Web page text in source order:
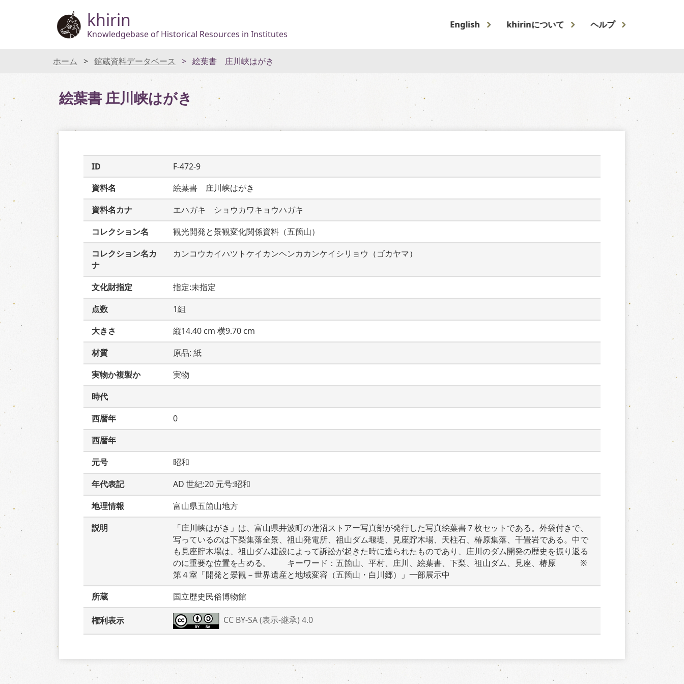
khirin
Knowledgebase of Historical Resources in Institutes
English khirinについて ヘルプ
ホーム 館蔵資料データベース 絵葉書 庄川峡はがき
絵葉書 庄川峡はがき
ID
F-472-9
資料名
絵葉書　庄川峡はがき
資料名カナ
エハガキ　ショウカワキョウハガキ
コレクション名
観光開発と景観変化関係資料（五箇山）
コレクション名カ
ナ
カンコウカイハツトケイカンヘンカカンケイシリョウ（ゴカヤマ）
文化財指定
指定:未指定
点数
1組
大きさ
縦14.40 cm 横9.70 cm
材質
原品: 紙
実物か複製か
実物
時代
西暦年
0
西暦年
元号
昭和
年代表記
AD 世紀:20 元号:昭和
地理情報
富山県五箇山地方
説明
「庄川峡はがき」は、富山県井波町の蓮沼ストアー写真部が発行した写真絵葉書７枚セットである。外袋付きで、
写っているのは下梨集落全景、祖山発電所、祖山ダム堰堤、見座貯木場、天柱石、椿原集落、千畳岩である。中で
も見座貯木場は、祖山ダム建設によって訴訟が起きた時に造られたものであり、庄川のダム開発の歴史を振り返る
のに重要な位置を占める。　　キーワード：五箇山、平村、庄川、絵葉書、下梨、祖山ダム、見座、椿原　　　※
第４室「開発と景観－世界遺産と地域変容（五箇山・白川郷）」一部展示中
所蔵
国立歴史民俗博物館
権利表示 CC BY-SA (表示-継承) 4.0